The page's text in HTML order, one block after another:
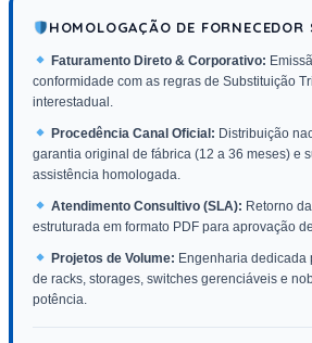
HOMOLOGAÇÃO DE FORNECEDOR
Faturamento Direto & Corporativo:
conformidade com as regras de Substituição
interestadual.
Procedência Canal Oficial: Distribuição
garantia original de fábrica (12 a 36 meses) e
assistência homologada.
Atendimento Consultivo (SLA): Retorno
estruturada em formato PDF para aprovação
Projetos de Volume: Engenharia dedicada
de racks, storages, switches gerenciáveis e
potência.